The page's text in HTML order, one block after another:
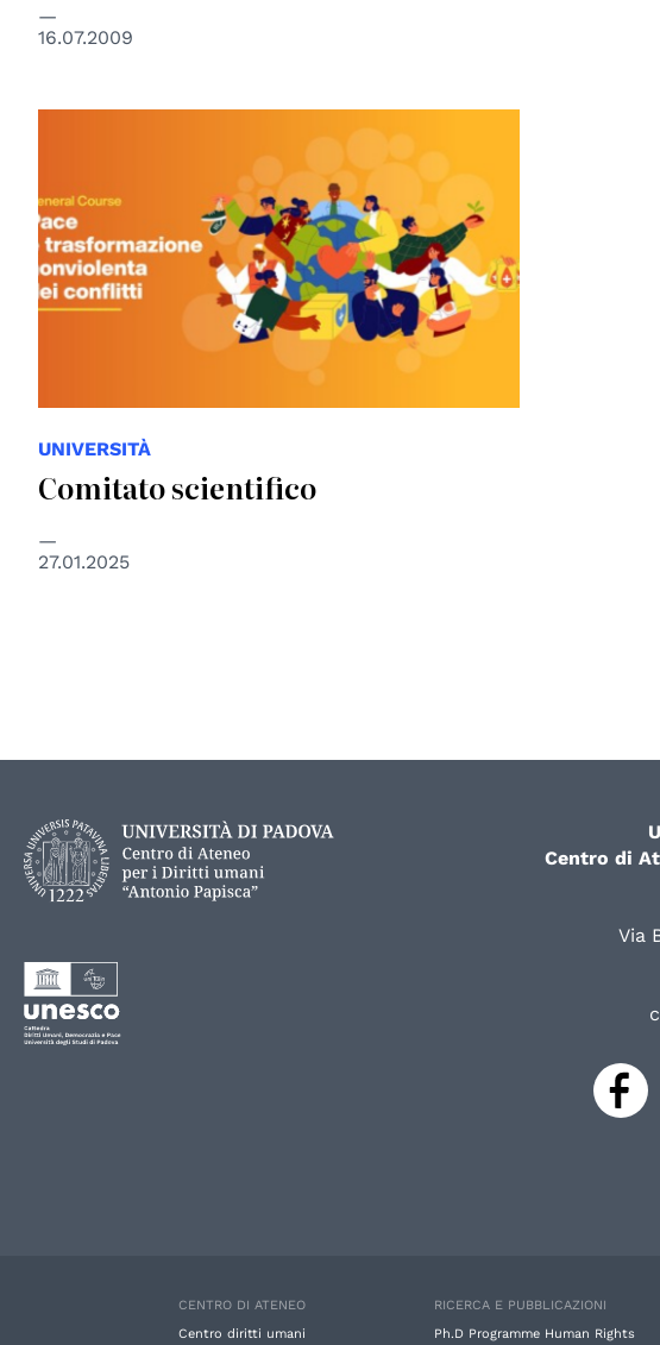
16.07.2009
UNIVERSITÀ
Comitato scientifico
27.01.2025
Centro di
Via
CENTRO DI ATENEO
Centro diritti umani
RICERCA E PUBBLICAZIONI
Ph.D Programme Human Rights